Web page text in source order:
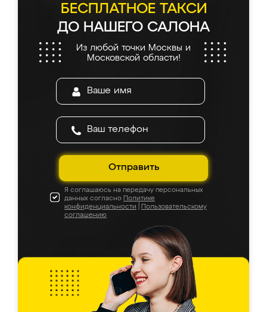
БЕСПЛАТНОЕ ТАКСИ
ДО НАШЕГО САЛОНА
Из любой точки Москвы и
Московской области!
Отправить
Я соглашаюсь на передачу персональных
данных согласно Политике
конфиденциальности
Пользовательскому
соглашению